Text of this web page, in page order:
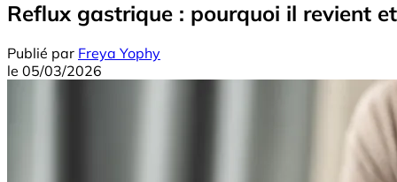
Reflux gastrique : pourquoi il revient
Publié par Freya Yophy
le 05/03/2026